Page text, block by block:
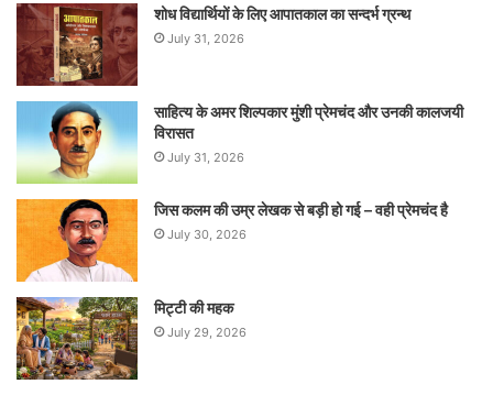
शोध विद्यार्थियों के लिए आपातकाल का सन्दर्भ ग्रन्थ
July 31, 2026
साहित्य के अमर शिल्पकार मुंशी प्रेमचंद और उनकी कालजयी
विरासत
July 31, 2026
जिस कलम की उम्र लेखक से बड़ी हो गई – वही प्रेमचंद है
July 30, 2026
मिट्टी की महक
July 29, 2026